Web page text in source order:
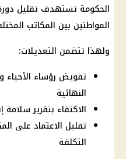
الحكومة تستهدف تقليل
المواطنين بين المكاتب
ولهذا تتضمن التعديلات:
تفويض رؤساء الأحياء
النهائية
الاكتفاء بتقرير
تقليل الاعتماد على
التكلفة